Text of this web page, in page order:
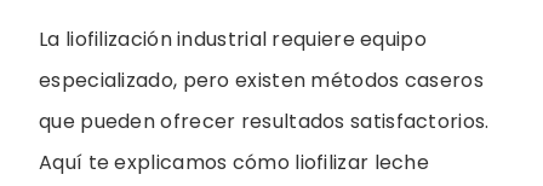
La liofilización industrial requiere equipo
especializado, pero existen métodos caseros
que pueden ofrecer resultados satisfactorios.
Aquí te explicamos cómo liofilizar leche